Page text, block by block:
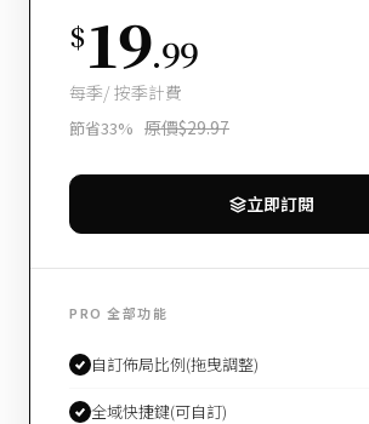
$19.99
每季/ 按季計費
節省33% 原價$29.97
立即訂閱
PRO 全部功能
自訂佈局比例(拖曳調整)
全域快捷鍵(可自訂)